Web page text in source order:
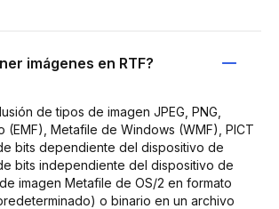
imágenes en RTF?
de tipos de imagen JPEG, PNG,
(EMF), Metafile de Windows (WMF), PICT
bits dependiente del dispositivo de
bits independiente del dispositivo de
imagen Metafile de OS/2 en formato
o binario en un archivo